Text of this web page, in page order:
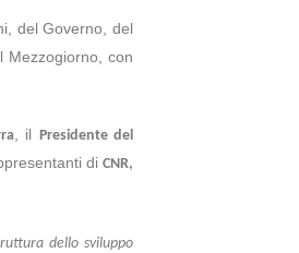
del Governo, del
Mezzogiorno, con
, il
Presidente del
diCNR,
dello sviluppo